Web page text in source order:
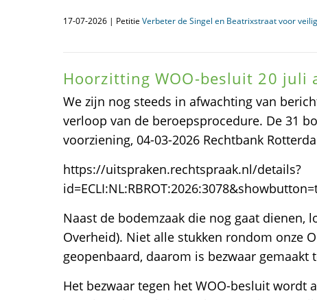
17-07-2026 | Petitie Verbeter de Singel en Beatrixstraat voor
Hoorzitting WOO-besluit 20 juli
We zijn nog steeds in afwachting van
verloop van de beroepsprocedure. De 31
voorziening, 04-03-2026 Rechtbank
https://uitspraken.rechtspraak.nl/details?
Naast de bodemzaak die nog gaat dienen,
Overheid). Niet alle stukken rondom onze
geopenbaard, daarom is bezwaar gemaakt
Het bezwaar tegen het WOO-besluit wordt